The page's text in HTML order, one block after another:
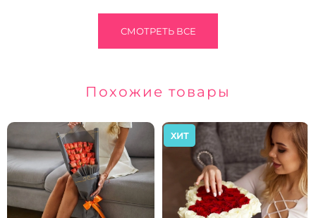
СМОТРЕТЬ ВСЕ
Похожие товары
ХИТ